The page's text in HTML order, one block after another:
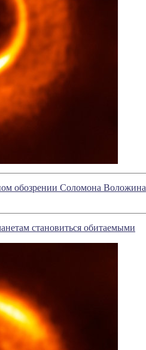
обозрении Соломона Воложина
становиться обитаемыми